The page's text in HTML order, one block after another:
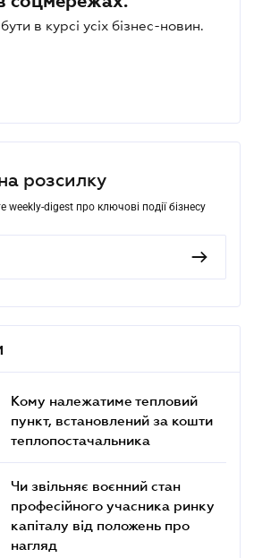
в курсі усіх бізнес-новин.
розсилку
digest про ключові події бізнесу
Кому належатиме тепловий
пункт, встановлений за кошти
теплопостачальника
Чи звільняє воєнний стан
професійного учасника ринку
капіталу від положень про
нагляд